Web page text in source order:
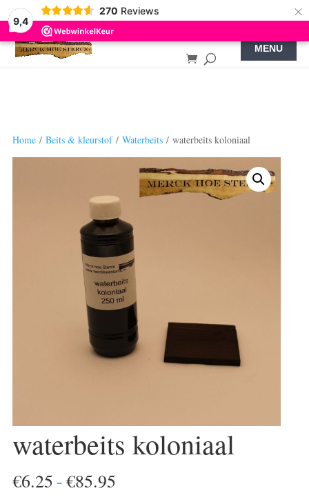
9,4
270 Reviews ×
Home/ Beits & kleurstof/ Waterbeits/ waterbeits koloniaal
waterbeits koloniaal
€6.25 -€85.95Prijsklasse: